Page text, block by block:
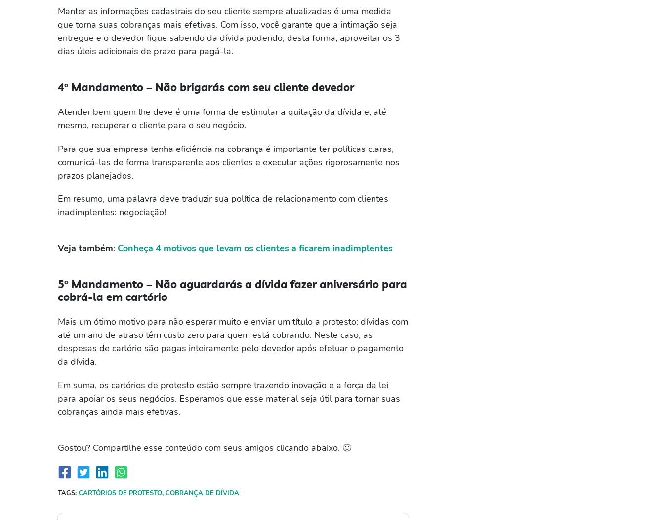
Manter as informações cadastrais do seu cliente sempre atualizadas é uma medida
que torna suas cobranças mais efetivas. Com isso, você garante que a intimação seja
entregue e o devedor fique sabendo da dívida podendo, desta forma, aproveitar os 3
dias úteis adicionais de prazo para pagá-la.
4º Mandamento – Não brigarás com seu cliente devedor
Atender bem quem lhe deve é uma forma de estimular a quitação da dívida e, até
mesmo, recuperar o cliente para o seu negócio.
Para que sua empresa tenha eficiência na cobrança é importante ter políticas claras,
comunicá-las de forma transparente aos clientes e executar ações rigorosamente nos
prazos planejados.
Em resumo, uma palavra deve traduzir sua política de relacionamento com clientes
inadimplentes: negociação!
Veja também: Conheça 4 motivos que levam os clientes a ficarem inadimplentes
5º Mandamento – Não aguardarás a dívida fazer aniversário para
cobrá-la em cartório
Mais um ótimo motivo para não esperar muito e enviar um título a protesto: dívidas com
até um ano de atraso têm custo zero para quem está cobrando. Neste caso, as
despesas de cartório são pagas inteiramente pelo devedor após efetuar o pagamento
da dívida.
Em suma, os cartórios de protesto estão sempre trazendo inovação e a força da lei
para apoiar os seus negócios. Esperamos que esse material seja útil para tornar suas
cobranças ainda mais efetivas.
Gostou? Compartilhe esse conteúdo com seus amigos clicando abaixo. 🙂
TAGS: CARTÓRIOS DE PROTESTO, COBRANÇA DE DÍVIDA